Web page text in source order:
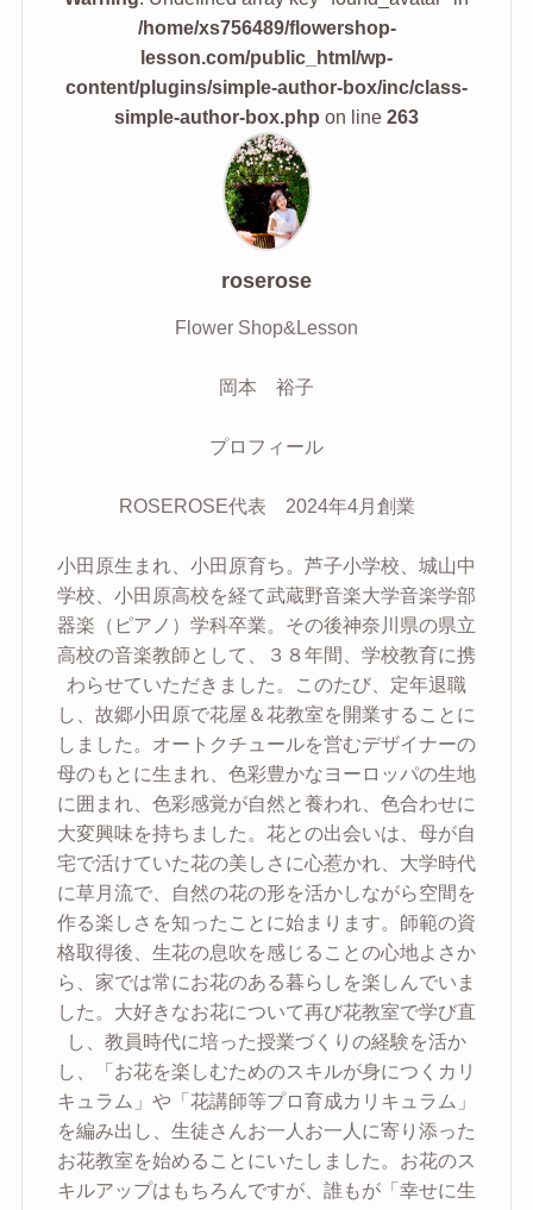
/home/xs756489/flowershop-
lesson.com/public_html/wp-
content/plugins/simple-author-box/inc/class-
simple-author-box.php on line 263
roserose
Flower Shop&Lesson
岡本 裕子
プロフィール
ROSEROSE代表 2024年4月創業
小田原生まれ、小田原育ち。芦子小学校、城山中
学校、小田原高校を経て武蔵野音楽大学音楽学部
器楽（ピアノ）学科卒業。その後神奈川県の県立
高校の音楽教師として、３８年間、学校教育に携
わらせていただきました。このたび、定年退職
し、故郷小田原で花屋＆花教室を開業することに
しました。オートクチュールを営むデザイナーの
母のもとに生まれ、色彩豊かなヨーロッパの生地
に囲まれ、色彩感覚が自然と養われ、色合わせに
大変興味を持ちました。花との出会いは、母が自
宅で活けていた花の美しさに心惹かれ、大学時代
に草月流で、自然の花の形を活かしながら空間を
作る楽しさを知ったことに始まります。師範の資
格取得後、生花の息吹を感じることの心地よさか
ら、家では常にお花のある暮らしを楽しんでいま
した。大好きなお花について再び花教室で学び直
し、教員時代に培った授業づくりの経験を活か
し、「お花を楽しむためのスキルが身につくカリ
キュラム」や「花講師等プロ育成カリキュラム」
を編み出し、生徒さんお一人お一人に寄り添った
お花教室を始めることにいたしました。お花のス
キルアップはもちろんですが、誰もが「幸せに生